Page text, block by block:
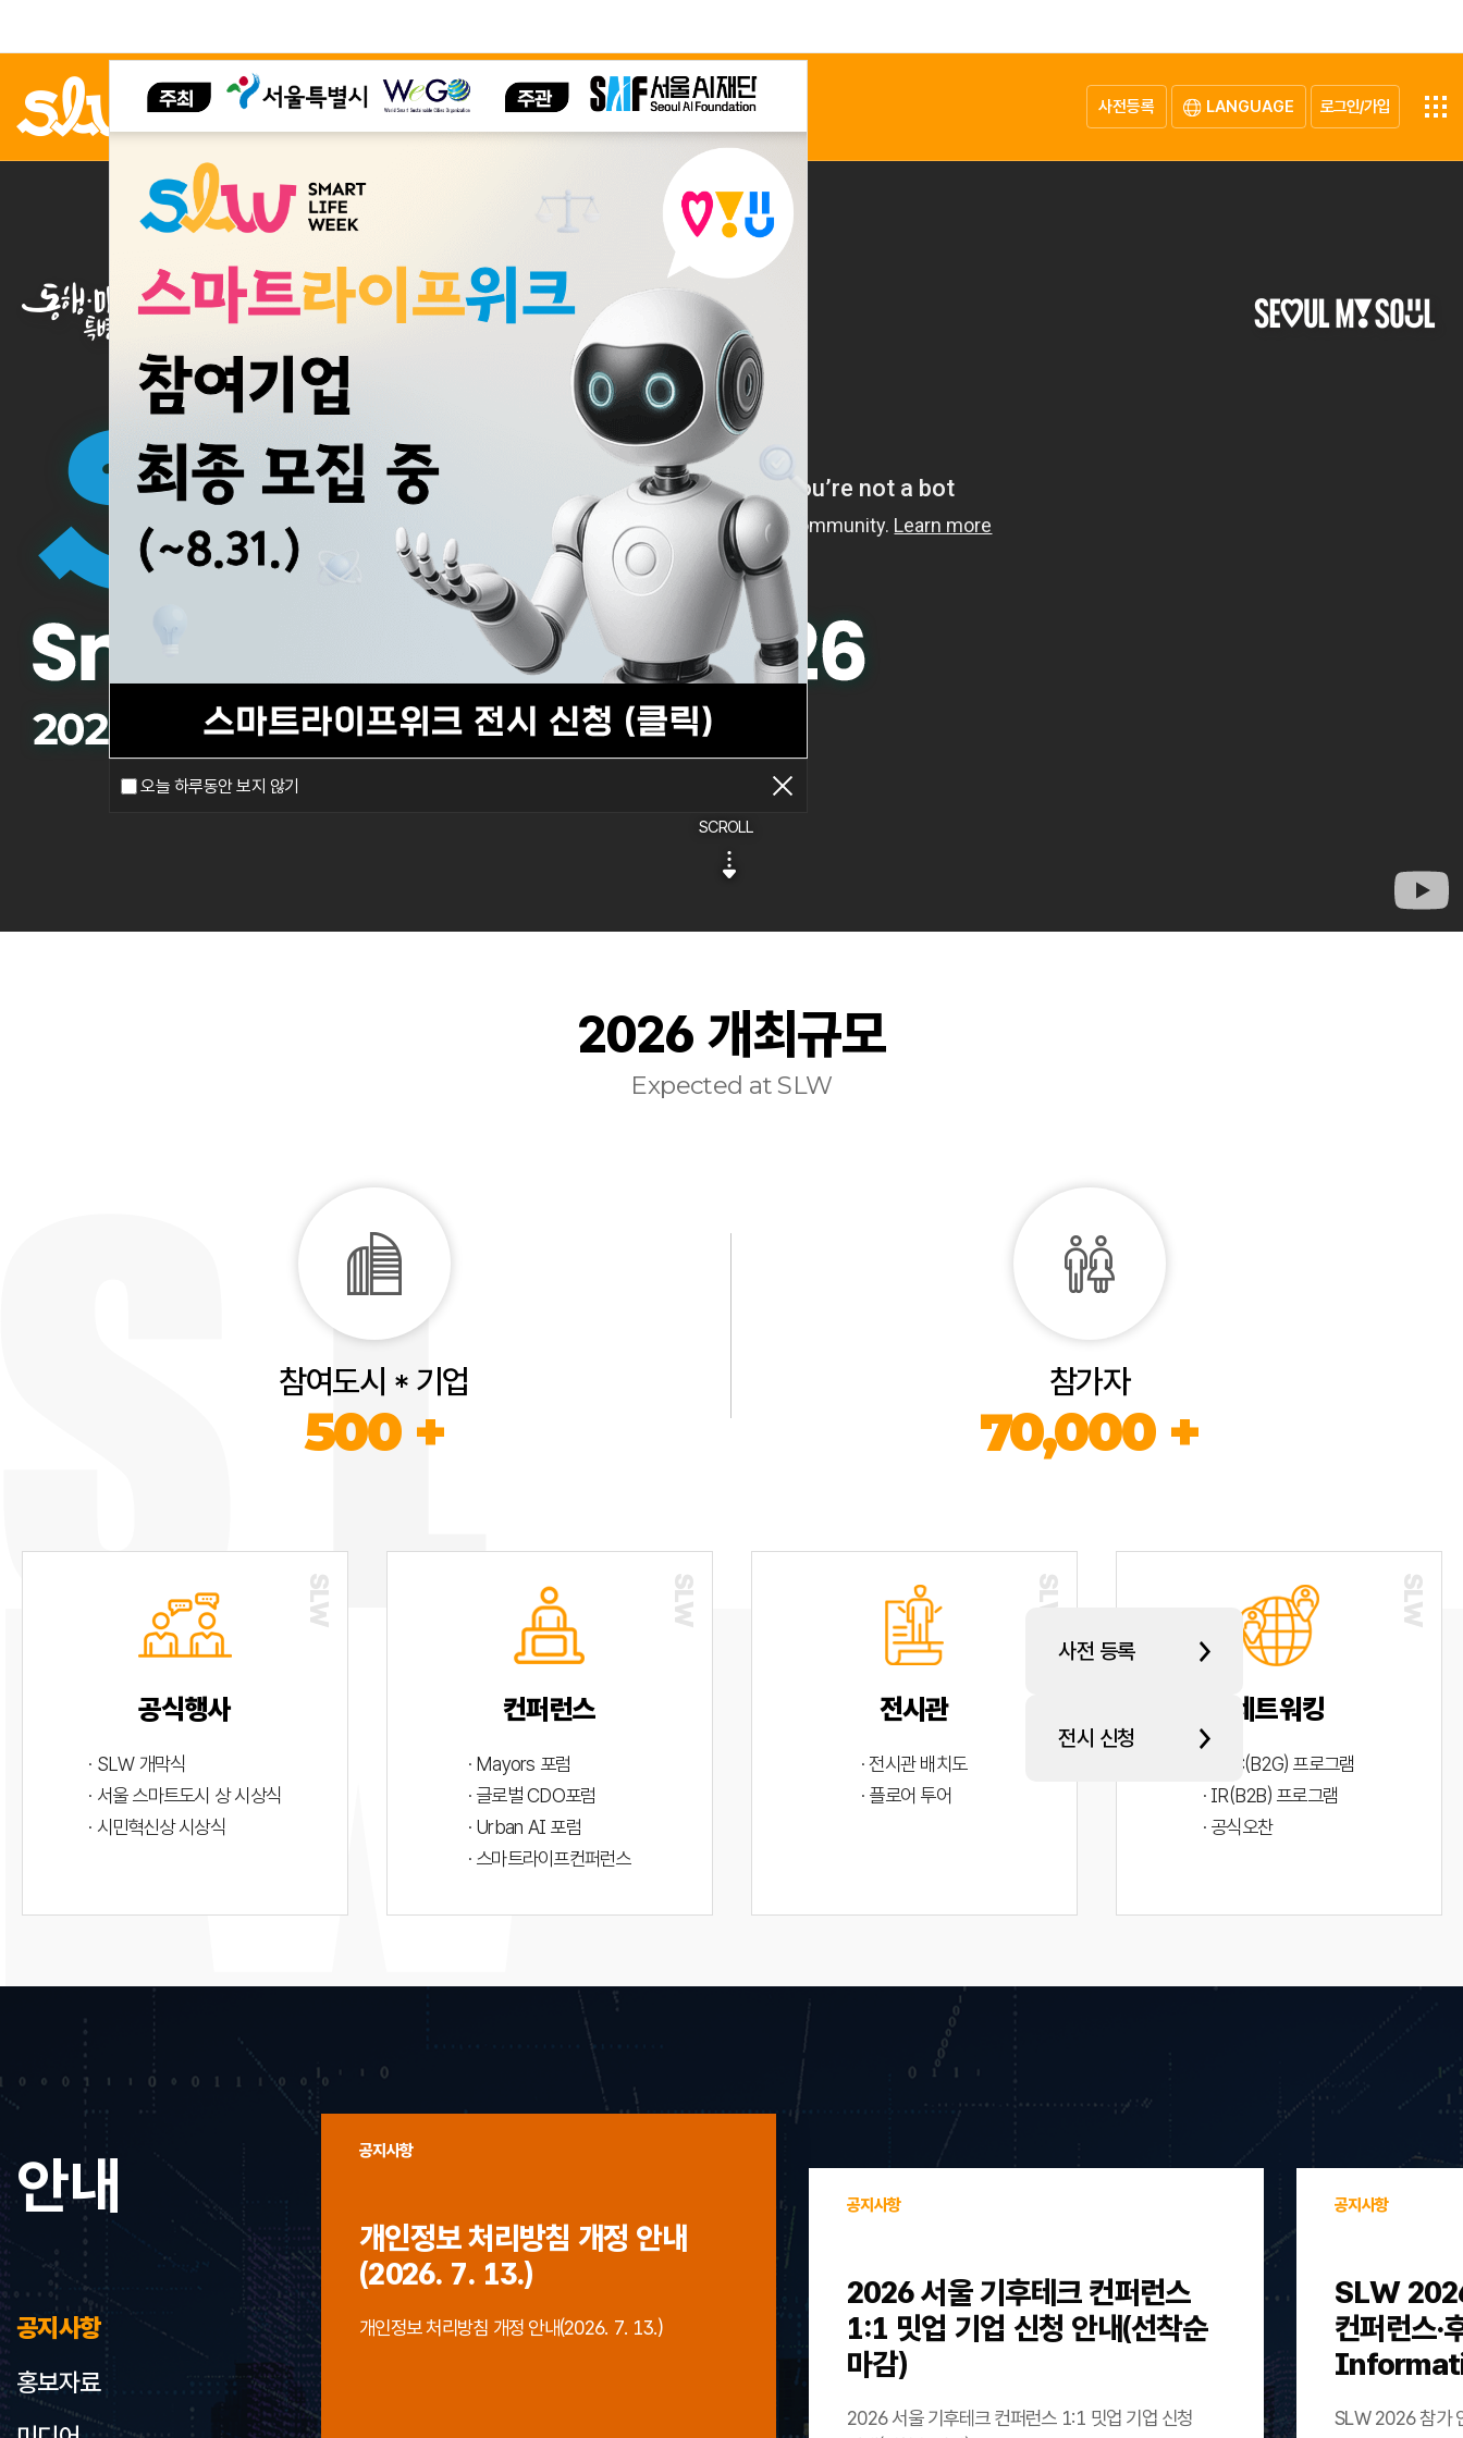
오늘 하루동안 보지 않기
사전등록 LANGUAGE 로그인/가입
SCROLL
사전 등록
전시 신청
2026 개최규모
Expected at SLW
참여도시 * 기업
500 +
참가자
70,000 +
공식행사
· SLW 개막식
· 서울 스마트도시 상 시상식
· 시민혁신상 시상식
컨퍼런스
· Mayors 포럼
· 글로벌 CDO포럼
· Urban AI 포럼
· 스마트라이프컨퍼런스
전시관
· 전시관 배치도
· 플로어 투어
네트워킹
· PYC(B2G) 프로그램
· IR(B2B) 프로그램
· 공식오찬
안내
공지사항
공지사항
개인정보 처리방침 개정 안내
(2026. 7. 13.)
개인정보 처리방침 개정 안내(2026. 7. 13.)
공지사항
2026 서울 기후테크 컨퍼런스
1:1 밋업 기업 신청 안내(선착순
마감)
2026 서울 기후테크 컨퍼런스 1:1 밋업 기업 신청
공지사항
SLW
컨퍼런스
SLW 2026 참가
홍보자료